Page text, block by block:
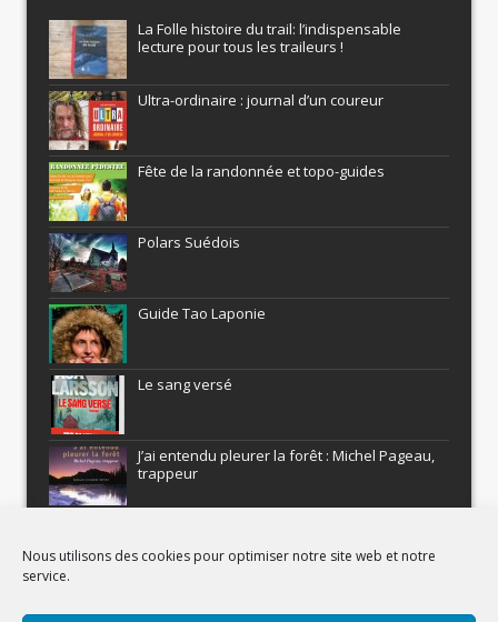
Nous utilisons des cookies pour optimiser notre site web et notre
service.
La Folle histoire du trail: l’indispensable
lecture pour tous les traileurs !
Ultra-ordinaire : journal d’un coureur
Fête de la randonnée et topo-guides
Polars Suédois
Guide Tao Laponie
Le sang versé
J’ai entendu pleurer la forêt : Michel Pageau,
trappeur